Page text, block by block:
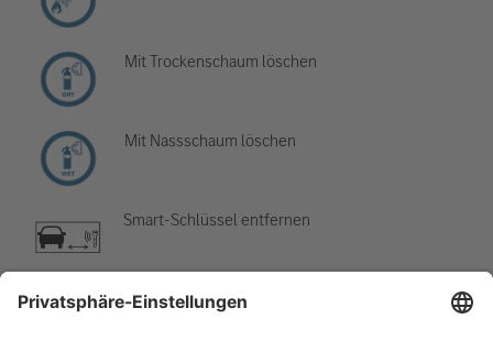
Mit Trockenschaum löschen
Mit Nassschaum löschen
Smart-Schlüssel entfernen
Klimaanlage